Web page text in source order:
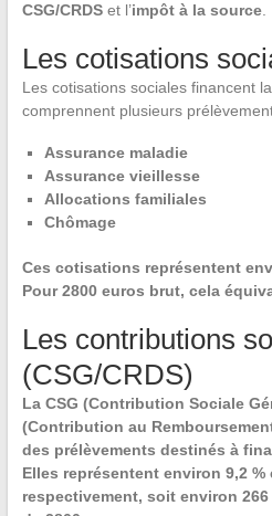
CSG/CRDSet l’impôt à la source.
Les cotisations
Les cotisations sociales financent
comprennent plusieurs
Assurance maladie
Assurance vieillesse
Allocations familiales
Chômage
Ces cotisations représentent
Pour 2800 euros brut, cela
Les contributions
(CSG/CRDS)
La CSG (Contribution Sociale
(Contribution au
des prélèvements destinés à
Elles représentent environ 9,2
respectivement, soit environ